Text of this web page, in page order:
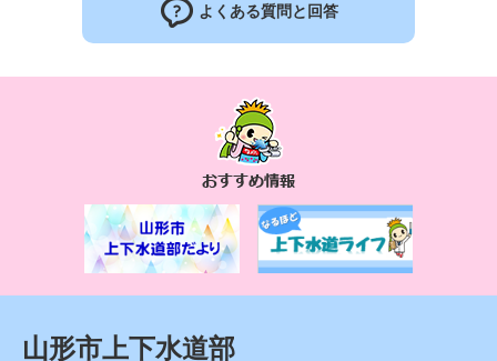
よくある質問と回答
す
め
情
報
山形市上下水道部